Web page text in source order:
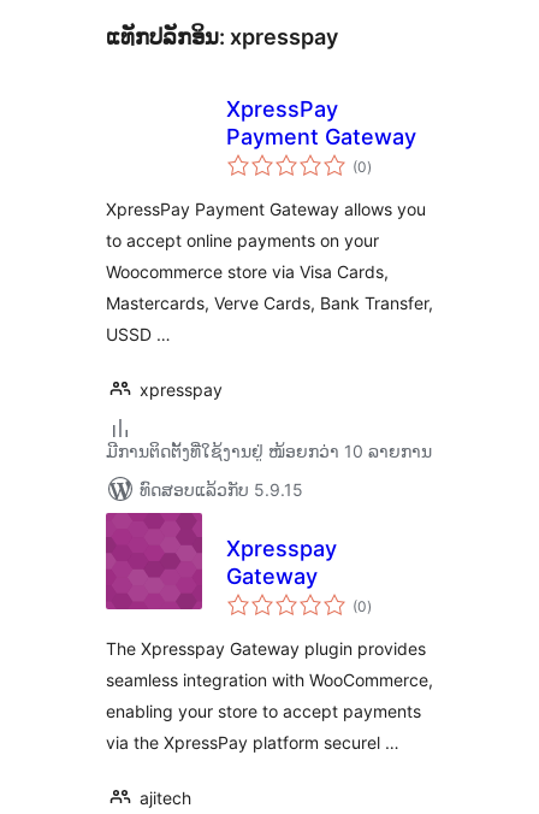
ແທັກປລັກອິນ: xpresspay
XpressPay
Payment Gateway
(0ຄະແນນ
ທັງໝົດ
)
XpressPay Payment Gateway allows you
to accept online payments on your
Woocommerce store via Visa Cards,
Mastercards, Verve Cards, Bank Transfer,
USSD …
xpresspay
ມີການຕິດຕັ້ງທີ່ໃຊ້ງານຢູ່ ໜ້ອຍກວ່າ 10 ລາຍການ
ທົດສອບແລ້ວກັບ 5.9.15
Xpresspay
Gateway
(0ຄະແນນ
ທັງໝົດ
)
The Xpresspay Gateway plugin provides
seamless integration with WooCommerce,
enabling your store to accept payments
via the XpressPay platform securel …
ajitech